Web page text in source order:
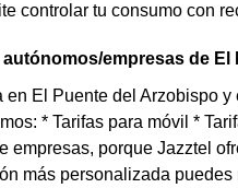
controlar tu consumo con
empresas de
El Puente del Arzobispo
* Tarifas para móvil *
empresas, porque Jazztel
más personalizada